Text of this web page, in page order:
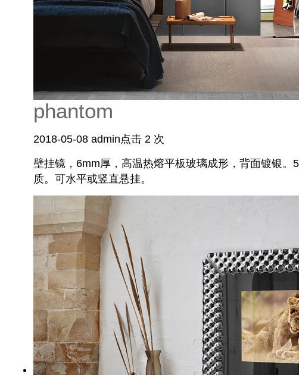
phantom
2018-05-08 admin点击 2 次
壁挂镜，6mm厚，高温热熔平板玻璃成形，背面镀银
质。可水平或竖直悬挂。